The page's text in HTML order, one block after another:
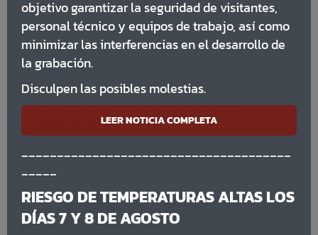
Este final del mes de junio, las sierras de
Urbasa y Andía muestran un aspecto
diferente al habitual. Los pastos se secan
antes de tiempo, algunos manantiales
reducen su caudal [...]
Leer Más
objetivo garantizar la seguridad de visitantes,
personal técnico y equipos de trabajo, así como
minimizar las interferencias en el desarrollo de
la grabación.
Disculpen las posibles molestias.
LEER NOTICIA COMPLETA
______________________________________
_____
RIESGO DE TEMPERATURAS ALTAS LOS
DÍAS 7 Y 8 DE AGOSTO